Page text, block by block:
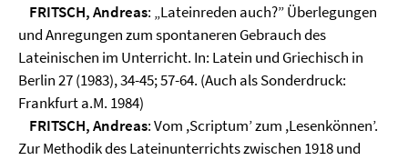
FRITSCH, Andreas: „Lateinreden auch?” Überlegungen
und Anregungen zum spontaneren Gebrauch des
Lateinischen im Unterricht. In: Latein und Griechisch in
Berlin 27 (1983), 34-45; 57-64. (Auch als Sonderdruck:
Frankfurt a.M. 1984)
FRITSCH, Andreas: Vom ,Scriptum’ zum ,Lesenkönnen’.
Zur Methodik des Lateinunterrichts zwischen 1918 und